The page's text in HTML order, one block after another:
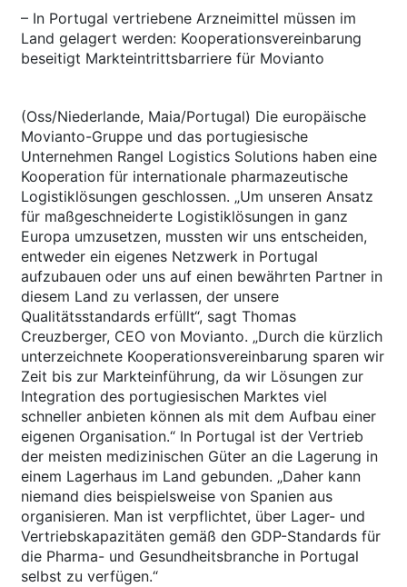
– In Portugal vertriebene Arzneimittel müssen im
Land gelagert werden: Kooperationsvereinbarung
beseitigt Markteintrittsbarriere für Movianto
(Oss/Niederlande, Maia/Portugal) Die europäische
Movianto-Gruppe und das portugiesische
Unternehmen Rangel Logistics Solutions haben eine
Kooperation für internationale pharmazeutische
Logistiklösungen geschlossen. „Um unseren Ansatz
für maßgeschneiderte Logistiklösungen in ganz
Europa umzusetzen, mussten wir uns entscheiden,
entweder ein eigenes Netzwerk in Portugal
aufzubauen oder uns auf einen bewährten Partner in
diesem Land zu verlassen, der unsere
Qualitätsstandards erfüllt“, sagt Thomas
Creuzberger, CEO von Movianto. „Durch die kürzlich
unterzeichnete Kooperationsvereinbarung sparen wir
Zeit bis zur Markteinführung, da wir Lösungen zur
Integration des portugiesischen Marktes viel
schneller anbieten können als mit dem Aufbau einer
eigenen Organisation.“ In Portugal ist der Vertrieb
der meisten medizinischen Güter an die Lagerung in
einem Lagerhaus im Land gebunden. „Daher kann
niemand dies beispielsweise von Spanien aus
organisieren. Man ist verpflichtet, über Lager- und
Vertriebskapazitäten gemäß den GDP-Standards für
die Pharma- und Gesundheitsbranche in Portugal
selbst zu verfügen.“